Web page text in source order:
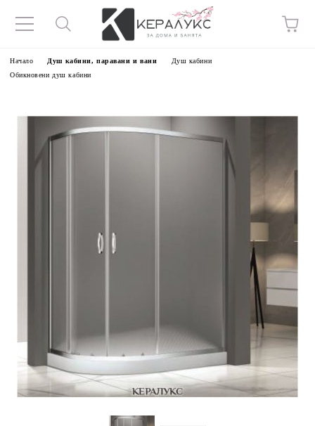
Начало Душ кабини, паравани и вани
Душ кабини
Обикновени душ кабини